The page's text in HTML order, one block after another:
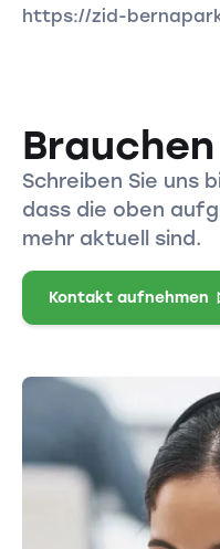
https://zid-
Schreiben Sie uns
dass die oben
mehr aktuell sind.
Kontakt aufnehmen